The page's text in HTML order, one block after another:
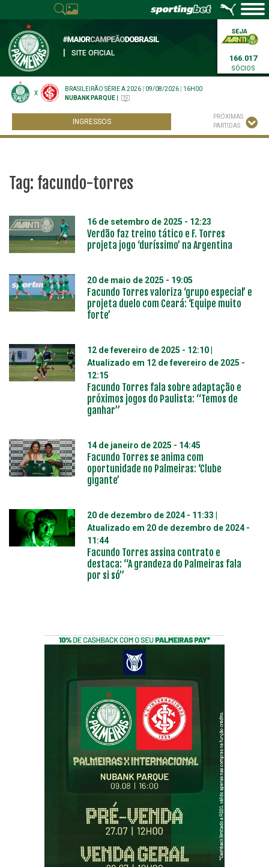
SITE OFICIAL
166.017
SÓCIOS
X
BRASILEIRÃO SÉRIE A 2026 09/08/2026
16H00
NUBANK PARQUE
INGRESSOS
PRÓXIMAS
PARTIDAS
Tag: facundo-torres
16 de setembro de 2025 - 12:23
Verdão faz treino tático e F. Torres
projeta jogo ‘duríssimo’ na Argentina
20 de maio de 2025 - 19:05
Facundo Torres valoriza ‘grupo especial’ e
projeta duelo com Ceará: ‘Equipe muito
forte’
12 de fevereiro de 2025 - 12:10
Atualizado em 12 de fevereiro de 2025 -
12:15
Facundo Torres fala sobre adaptação e
próximos jogos do Paulista: “Temos de
ganhar”
14 de janeiro de 2025 - 14:45
Facundo Torres se anima com
oportunidade no Palmeiras: ‘Clube
gigante’
20 de dezembro de 2024 - 11:33
Atualizado em 20 de dezembro de 2024 -
11:44
Facundo Torres assina contrato e
destaca: “A grandeza do Palmeiras fala
por si só”